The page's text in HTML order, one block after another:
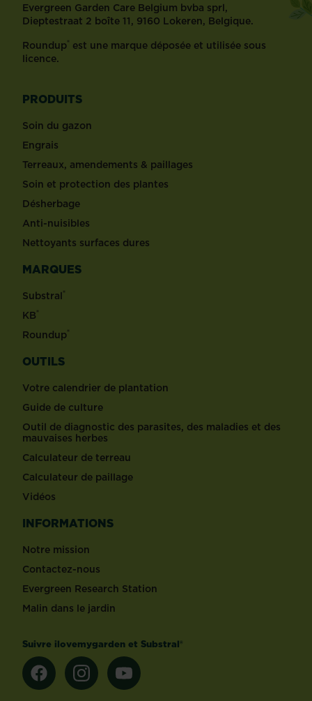
Evergreen Garden Care Belgium bvba sprl,
Dieptestraat 2 boîte 11, 9160 Lokeren, Belgique.
Roundup® est une marque déposée et utilisée sous
licence.
PRODUITS
Soin du gazon
Engrais
Terreaux, amendements & paillages
Soin et protection des plantes
Désherbage
Anti-nuisibles
Nettoyants surfaces dures
MARQUES
Substral®
KB®
Roundup®
OUTILS
Votre calendrier de plantation
Guide de culture
Outil de diagnostic des parasites, des maladies et des
mauvaises herbes
Calculateur de terreau
Calculateur de paillage
Vidéos
INFORMATIONS
Notre mission
Contactez-nous
Evergreen Research Station
Malin dans le jardin
Suivre ilovemygarden et Substral®